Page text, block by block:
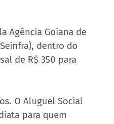
Agência Goiana de
dentro do
de R$ 350 para
O Aluguel Social
para quem